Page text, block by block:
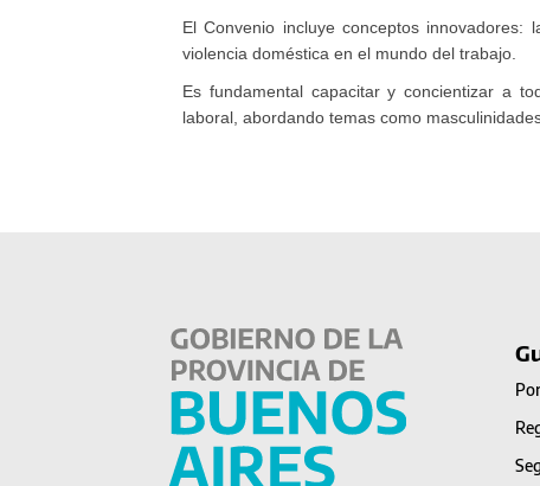
El Convenio incluye conceptos
violencia doméstica en el mundo del trabajo.
Es fundamental capacitar y concientizar a
laboral, abordando temas como